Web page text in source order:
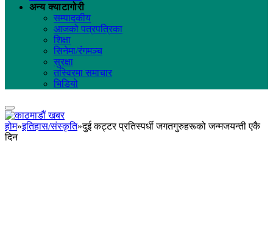
अन्य क्याटागोरी
सम्पादकीय
आजको पत्रपत्रिका
शिक्षा
सिनेमा/रंगमञ्च
सुरक्षा
तस्विरमा समाचार
भिडियो
होम»इतिहास/संस्कृति»दुई कट्टर प्रतिस्पर्धी जगतगुरुहरूको जन्मजयन्ती एकै
दिन